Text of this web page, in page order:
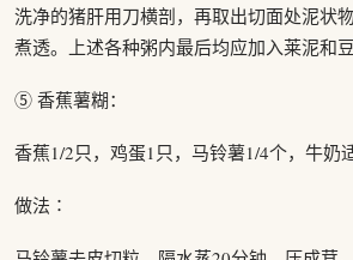
洗净的猪肝用刀横剖，再取出切面处泥状
煮透。上述各种粥内最后均应加入莱泥和
⑤ 香蕉薯糊：
香蕉1/2只，鸡蛋1只，马铃薯1/4个，牛奶
做法∶